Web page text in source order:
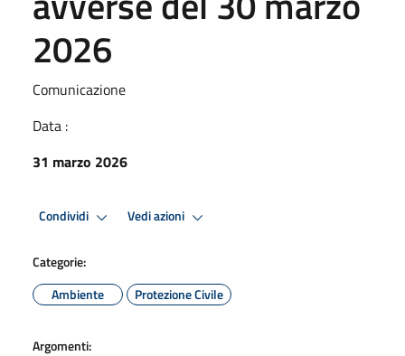
2026
Comunicazione
Data :
31 marzo 2026
Condividi Vedi azioni
Categorie:
Ambiente
Protezione Civile
Argomenti: